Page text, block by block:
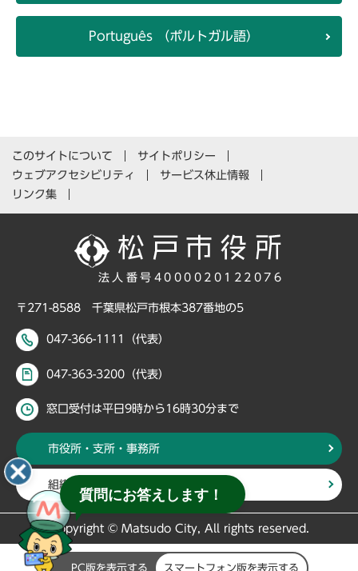
Português （ポルトガル語）
このサイトについて
サイトポリシー
ウェブアクセシビリティ
サービス休止情報
リンク集
法人番号4000020122076
〒271-8588 千葉県松戸市根本387番地の5
047-366-1111（代表）
047-363-3200（代表）
窓口受付は平日9時から16時30分まで
市役所・支所・事務所
組織・部署から探す
Copyright © Matsudo City, All rights reserved.
PC版を表示する スマートフォン版を表示する
質問にお答えします！